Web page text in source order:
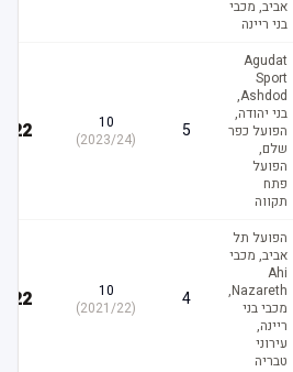
אביב, מכבי
בני ריינה
Agudat
Sport
Ashdod,
בני יהודה,
הפועל כפר
שלם,
הפועל
פתח
תקווה
10
2023/24
)
22
הפועל תל
אביב, מכבי
Ahi
Nazareth,
מכבי בני
ריינה,
עירוני
טבריה
10
2021/22
)
22